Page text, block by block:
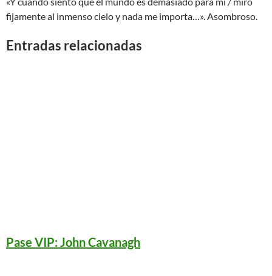
fijamente al inmenso cielo y nada me importa…». Asombroso.
Entradas relacionadas
Pase VIP: John Cavanagh